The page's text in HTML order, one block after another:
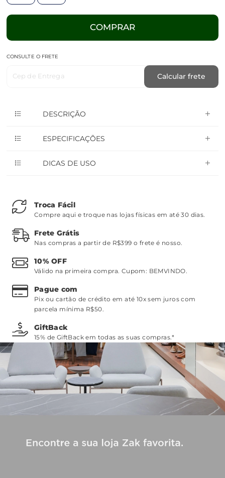
COMPRAR
CONSULTE O FRETE
Cep de Entrega Calcular frete
DESCRIÇÃO
ESPECIFICAÇÕES
DICAS DE USO
Troca Fácil
Compre aqui e troque nas lojas físicas em até 30 dias.
Frete Grátis
Nas compras a partir de R$399 o frete é nosso.
10% OFF
Válido na primeira compra. Cupom: BEMVINDO.
Pague com
Pix ou cartão de crédito em até 10x sem juros com
parcela mínima R$50.
GiftBack
15% de GiftBack em todas as suas compras.*